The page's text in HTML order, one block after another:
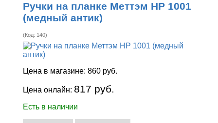
Ручки на планке Меттэм НР 1001
(медный антик)
(Код: 140)
Цена в магазине:860 руб.
Цена онлайн: 817 руб.
Есть в наличии